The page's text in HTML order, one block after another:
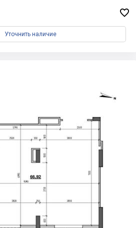

Уточнить наличие